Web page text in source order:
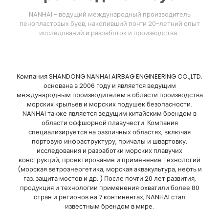
NANHAI - ведущий международный производитель
пенопластовых буев, накопивший почти 20-летний опыт
исследований и разработок и производства.
Компания SHANDONG NANHAI AIRBAG ENGINEERING CO.,LTD.
основана в 2006 году и является ведущим
международным производителем в области производства
морских крыльев и морских подушек безопасности.
NANHAI также является ведущим китайским брендом в
области оффшорной плавучести. Компания
специализируется на различных областях, включая
портовую инфраструктуру, причалы и швартовку,
исследования и разработки морских плавучих
конструкций, проектирование и применение технологий
(морская ветроэнергетика, морская аквакультура, нефть и
газ, защита мостов и др. ) После почти 20 лет развития,
продукция и технологии применения охватили более 80
стран и регионов на 7 континентах, NANHAI стал
известным брендом в мире.